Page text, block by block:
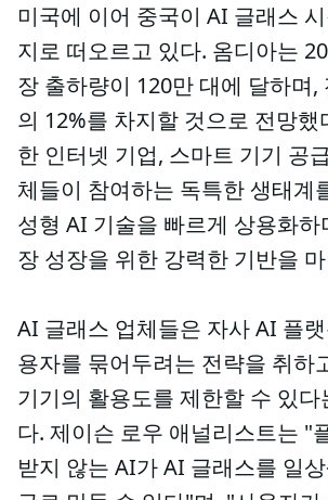
미국에 이어 중국이 AI 글래스
지로 떠오르고 있다. 옴디아는
장 출하량이 120만 대에 달하며,
의 12%를 차지할 것으로 전망
한 인터넷 기업, 스마트 기기 공
체들이 참여하는 독특한 생태계
성형 AI 기술을 빠르게 상용화하
장 성장을 위한 강력한 기반을
AI 글래스 업체들은 자사 AI 플
용자를 묶어두려는 전략을 취하
기기의 활용도를 제한할 수 있
다. 제이슨 로우 애널리스트는 "
받지 않는 AI가 AI 글래스를 일